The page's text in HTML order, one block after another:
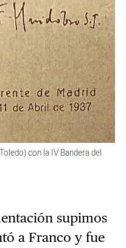
con la IV Bandera del
supimos
a Franco y fue